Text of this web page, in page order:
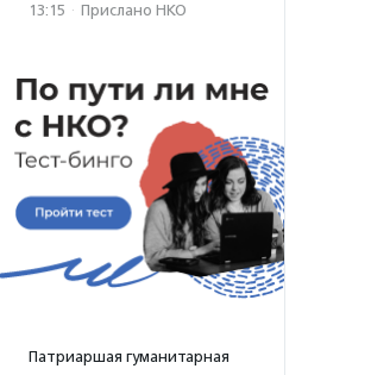
13:15 · Прислано НКО
Патриаршая гуманитарная